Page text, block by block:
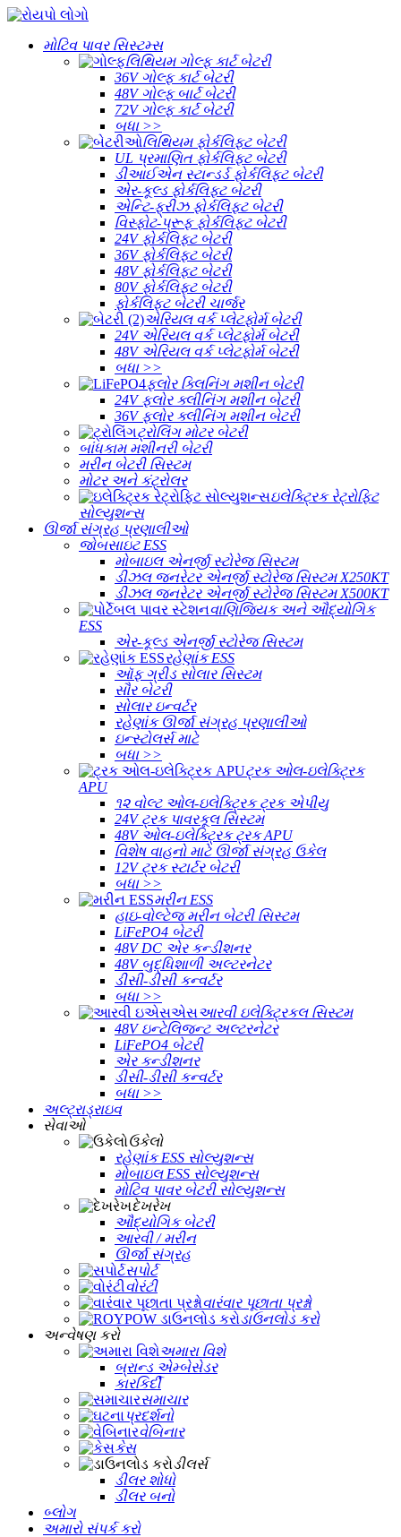
મોટિવ પાવર સિસ્ટમ્સ
લિથિયમ ગોલ્ફ કાર્ટ બેટરી
36V ગોલ્ફ કાર્ટ બેટરી
48V ગોલ્ફ બાર્ટ બેટરી
72V ગોલ્ફ કાર્ટ બેટરી
બધા >>
લિથિયમ ફોર્કલિફ્ટ બેટરી
UL પ્રમાણિત ફોર્કલિફ્ટ બેટરી
ડીઆઈએન સ્ટાન્ડર્ડ ફોર્કલિફ્ટ બેટરી
એર-કૂલ્ડ ફોર્કલિફ્ટ બેટરી
એન્ટિ-ફ્રીઝ ફોર્કલિફ્ટ બેટરી
વિસ્ફોટ-પ્રૂફ ફોર્કલિફ્ટ બેટરી
24V ફોર્કલિફ્ટ બેટરી
36V ફોર્કલિફ્ટ બેટરી
48V ફોર્કલિફ્ટ બેટરી
80V ફોર્કલિફ્ટ બેટરી
ફોર્કલિફ્ટ બેટરી ચાર્જર
એરિયલ વર્ક પ્લેટફોર્મ બેટરી
24V એરિયલ વર્ક પ્લેટફોર્મ બેટરી
48V એરિયલ વર્ક પ્લેટફોર્મ બેટરી
બધા >>
ફ્લોર ક્લિનિંગ મશીન બેટરી
24V ફ્લોર ક્લીનિંગ મશીન બેટરી
36V ફ્લોર ક્લીનિંગ મશીન બેટરી
ટ્રોલિંગ મોટર બેટરી
બાંધકામ મશીનરી બેટરી
મરીન બેટરી સિસ્ટમ
મોટર અને કંટ્રોલર
ઇલેક્ટ્રિક રેટ્રોફિટ
સોલ્યુશન્સ
ઊર્જા સંગ્રહ પ્રણાલીઓ
જોબસાઇટ ESS
મોબાઇલ એનર્જી સ્ટોરેજ સિસ્ટમ
ડીઝલ જનરેટર એનર્જી સ્ટોરેજ સિસ્ટમ X250KT
ડીઝલ જનરેટર એનર્જી સ્ટોરેજ સિસ્ટમ X500KT
વાણિજ્યિક અને ઔદ્યોગિક
ESS
એર-કૂલ્ડ એનર્જી સ્ટોરેજ સિસ્ટમ
રહેણાંક ESS
ઑફ ગ્રીડ સોલાર સિસ્ટમ
સૌર બેટરી
સોલાર ઇન્વર્ટર
રહેણાંક ઊર્જા સંગ્રહ પ્રણાલીઓ
ઇન્સ્ટોલર્સ માટે
બધા >>
ટ્રક ઓલ-ઇલેક્ટ્રિક
APU
૧૨ વોલ્ટ ઓલ-ઇલેક્ટ્રિક ટ્રક એપીયુ
24V ટ્રક પાવરકૂલ સિસ્ટમ
48V ઓલ-ઇલેક્ટ્રિક ટ્રક APU
વિશેષ વાહનો માટે ઊર્જા સંગ્રહ ઉકેલ
12V ટ્રક સ્ટાર્ટર બેટરી
બધા >>
મરીન ESS
હાઇ-વોલ્ટેજ મરીન બેટરી સિસ્ટમ
LiFePO4 બેટરી
48V DC એર કન્ડીશનર
48V બુદ્ધિશાળી અલ્ટરનેટર
ડીસી-ડીસી કન્વર્ટર
બધા >>
આરવી ઇલેક્ટ્રિકલ સિસ્ટમ
48V ઇન્ટેલિજન્ટ અલ્ટરનેટર
LiFePO4 બેટરી
એર કન્ડીશનર
ડીસી-ડીસી કન્વર્ટર
બધા >>
અલ્ટ્રાડ્રાઇવ
સેવાઓ
ઉકેલો
રહેણાંક ESS સોલ્યુશન્સ
મોબાઇલ ESS સોલ્યુશન્સ
મોટિવ પાવર બેટરી સોલ્યુશન્સ
દેખરેખ
ઔદ્યોગિક બેટરી
આરવી / મરીન
ઊર્જા સંગ્રહ
સપોર્ટ
વોરંટી
વારંવાર પૂછાતા પ્રશ્નો
ડાઉનલોડ કરો
અન્વેષણ કરો
અમારા વિશે
બ્રાન્ડ એમ્બેસેડર
કારકિર્દી
સમાચાર
પ્રદર્શનો
વેબિનાર
કેસ
ડીલર્સ
ડીલર શોધો
ડીલર બનો
બ્લોગ
અમારો સંપર્ક કરો